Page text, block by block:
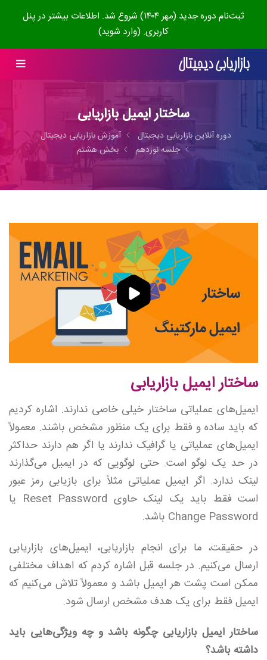
ثبت‌نام دوره جدید (مهر ۱۴۰۴) شروع شد. اطلاعات بیشتر در پنل
کاربری. (وارد شوید)
ساختار ایمیل بازاریابی
دوره آنلاین بازاریابی دیجیتال
آموزش بازاریابی دیجیتال
جلسه نوزدهم
بخش هشتم
ساختار ایمیل بازاریابی
ایمیل‌های عملیاتی ساختار خیلی خاصی ندارند. اشاره کردیم
که باید ساده و فقط برای یک منظور مشخص باشند. معمولاً
ایمیل‌های عملیاتی یا گرافیک ندارند یا اگر هم دارند حداکثر
در حد یک لوگو است. حتی لوگویی که در ایمیل می‌گذارند
لینک ندارد. اگر ایمیل عملیاتی مثلاً برای بازیابی رمز عبور
است فقط باید یک لینک حاوی Reset Password یا
Change Password باشد.
در حقیقت، ما برای انجام بازاریابی، ایمیل‌های بازاریابی
ارسال می‌کنیم. در جلسه قبل اشاره کردم که اهداف مختلفی
ممکن است پشت هر ایمیل باشد و معمولاً تلاش می‌کنیم که
ایمیل فقط برای یک هدف مشخص ارسال شود.
ساختار ایمیل بازاریابی چگونه باشد و چه ویژگی‌هایی باید
داشته باشد؟